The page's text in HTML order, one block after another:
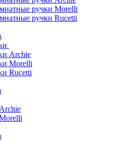
ручки Morelli
ручки Rucetti
Archie
Morelli
Rucetti